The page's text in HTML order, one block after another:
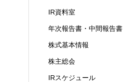
IR資料室
年次報告書・中間報告書
株式基本情報
株主総会
IRスケジュール